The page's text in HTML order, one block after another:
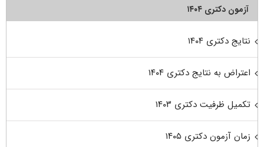
آزمون دکتری ۱۴۰۴
نتایج دکتری ۱۴۰۴
اعتراض به نتایج دکتری ۱۴۰۴
تکمیل ظرفیت دکتری ۱۴۰۳
زمان آزمون دکتری ۱۴۰۵